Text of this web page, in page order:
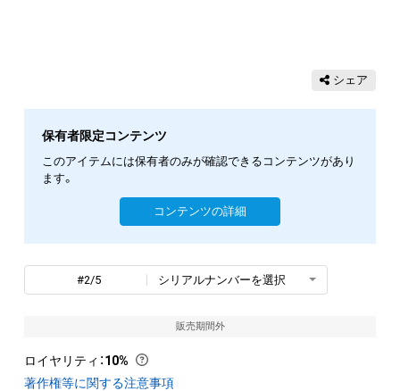
シェア
保有者限定コンテンツ
このアイテムには保有者のみが確認できるコンテンツがあり
ます。
コンテンツの詳細
#2/5 シリアルナンバーを選択
販売期間外
ロイヤリティ ：10%
著作権等に関する注意事項